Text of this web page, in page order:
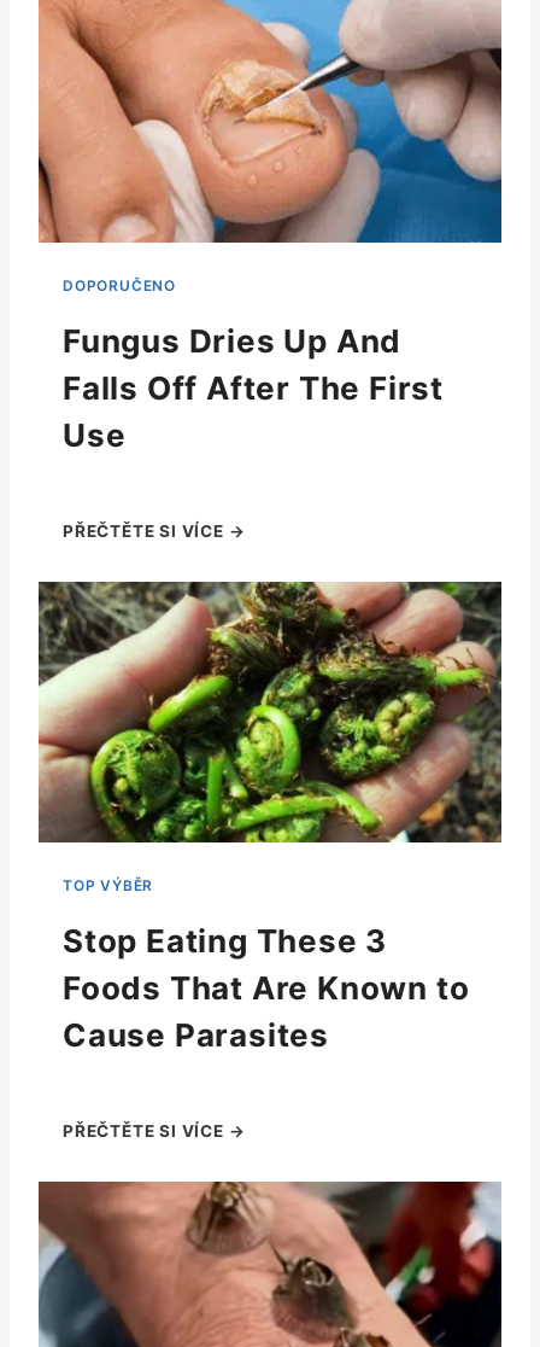
Fungus Dries Up And
Falls Off After The First
Use
Stop Eating These 3
Foods That Are Known to
Cause Parasites